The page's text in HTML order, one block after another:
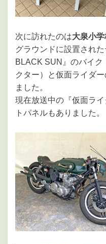
次に訪れたのは大泉小学
グラウンドに設置され
BLACK SUN』のバイ
クター）と仮面ライダ
ました。
現在放送中の『仮面ラ
トパネルもありました。